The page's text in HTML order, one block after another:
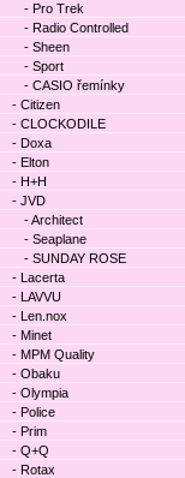
- Pro Trek
- Radio Controlled
- Sheen
- Sport
- CASIO řemínky
- Citizen
- CLOCKODILE
- Doxa
- Elton
- H+H
- JVD
- Architect
- Seaplane
- SUNDAY ROSE
- Lacerta
- LAVVU
- Len.nox
- Minet
- MPM Quality
- Obaku
- Olympia
- Police
- Prim
- Q+Q
- Rotax